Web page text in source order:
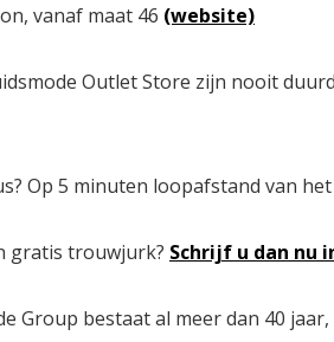
vanaf maat 46 (website)
Outlet Store zijn nooit
Op 5 minuten loopafstand van
gratis trouwjurk? Schrijf u dan nu
Group bestaat al meer dan 40